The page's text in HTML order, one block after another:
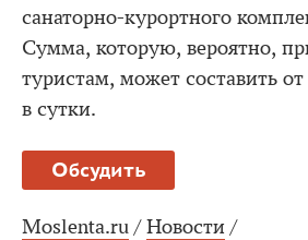
санаторно-курортного
Сумма, которую, вероятно,
туристам, может составить
в сутки.
Обсудить
Moslenta.ru / Новости /